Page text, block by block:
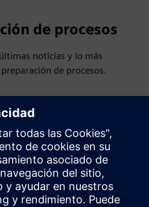
de procesos
noticias y lo más
de procesos.
de
respuestas a todas sus
de preparación de procesos.